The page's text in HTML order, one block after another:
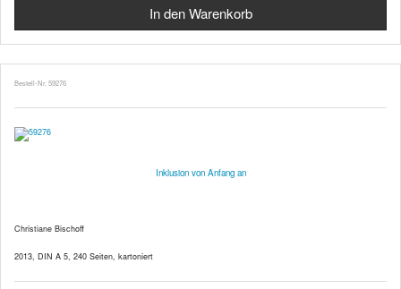
Bestell-Nr. 59276
Inklusion von Anfang an
Christiane Bischoff
2013, DIN A 5, 240 Seiten, kartoniert